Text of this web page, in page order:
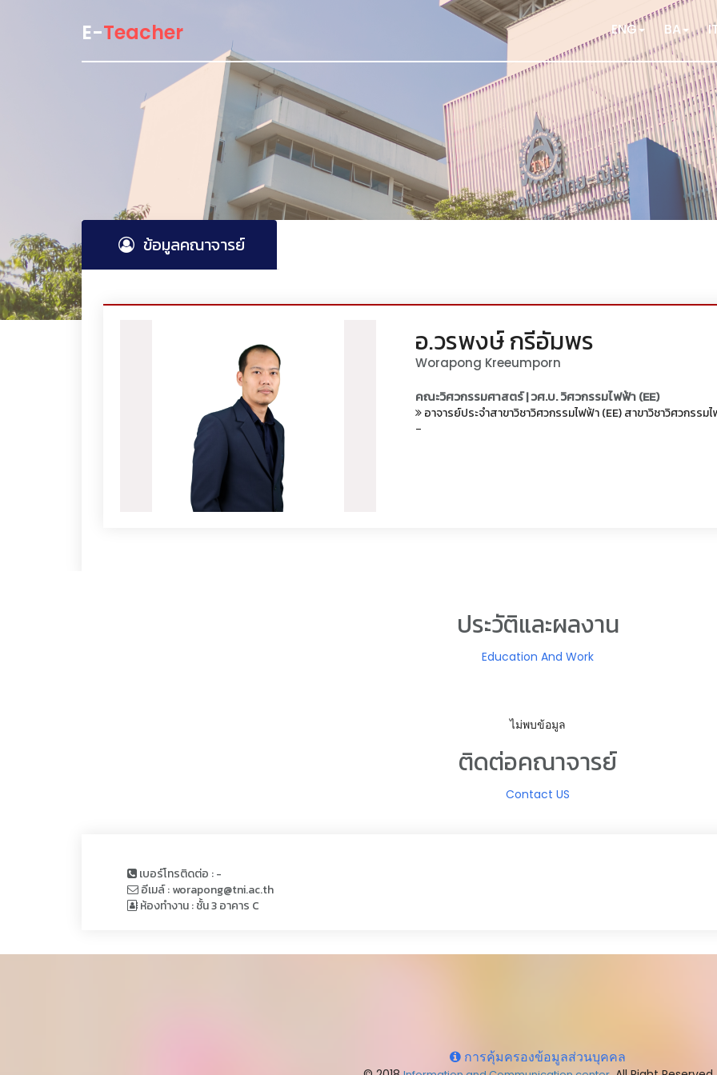
E-Teacher ENG BA
ข้อมูลคณาจารย์
อ.วรพงษ์ กรีอัมพร
Worapong Kreeumporn
คณะวิศวกรรมศาสตร์ | วศ.บ. วิศวกรรมไฟฟ้า (EE)
อาจารย์ประจำสาขาวิชาวิศวกรรมไฟฟ้า (EE)สาขาวิชาวิศวกรรม
-
ประวัติและผลงาน
Education And Work
ไม่พบข้อมูล
ติดต่อคณาจารย์
Contact US
เบอร์โทรติดต่อ : -
อีเมล์ : worapong@tni.ac.th
ห้องทำงาน : ชั้น 3 อาคาร C
การคุ้มครองข้อมูลส่วนบุคคล